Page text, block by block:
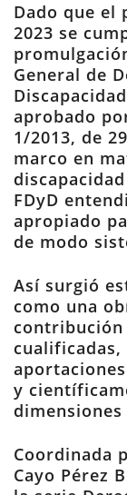
Dado que el
2023 se
General de
aprobado
1/2013, de
marco en
FDyD
apropiado
de modo
Así surgió
como una
contribución
cualificadas,
y
dimensiones
Coordinada
Cayo Pérez